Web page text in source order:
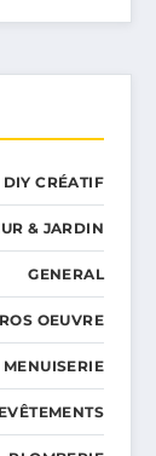
CRÉATIF
& JARDIN
GENERAL
OEUVRE
MENUISERIE